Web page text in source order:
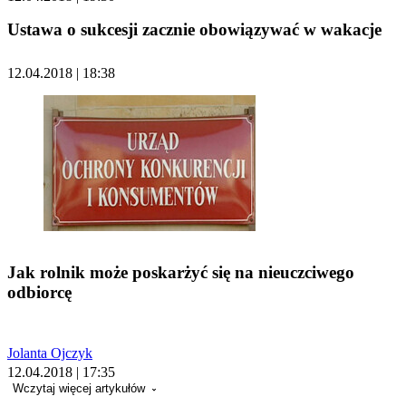
Ustawa o sukcesji zacznie obowiązywać w wakacje
12.04.2018 | 18:38
Jak rolnik może poskarżyć się na nieuczciwego
odbiorcę
Jolanta Ojczyk
12.04.2018 | 17:35
Wczytaj więcej artykułów